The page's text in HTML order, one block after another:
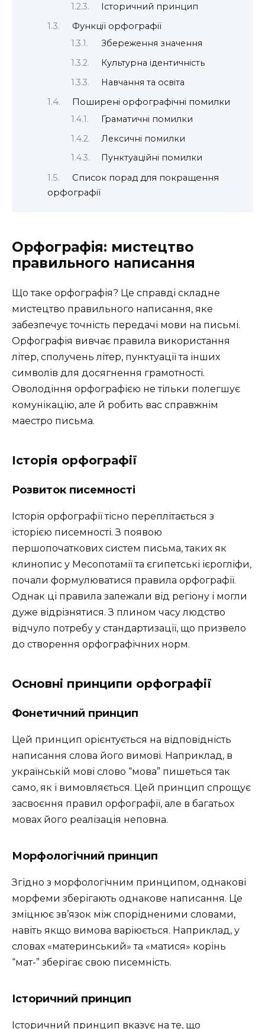
Історичний принцип
Функції орфографії
Збереження значення
Культурна ідентичність
Навчання та освіта
Поширені орфографічні помилки
Граматичні помилки
Лексичні помилки
Пунктуаційні помилки
Список порад для покращення
орфографії
Орфографія: мистецтво
правильного написання
Що таке орфографія? Це справді складне
мистецтво правильного написання, яке
забезпечує точність передачі мови на письмі.
Орфографія вивчає правила використання
літер, сполучень літер, пунктуації та інших
символів для досягнення грамотності.
Оволодіння орфографією не тільки полегшує
комунікацію, але й робить вас справжнім
маестро письма.
Історія орфографії
Розвиток писемності
Історія орфографії тісно переплітається з
історією писемності. З появою
першопочаткових систем письма, таких як
клинопис у Месопотамії та єгипетські ієрогліфи,
почали формулюватися правила орфографії.
Однак ці правила залежали від регіону і могли
дуже відрізнятися. З плином часу людство
відчуло потребу у стандартизації, що призвело
до створення орфографічних норм.
Основні принципи орфографії
Фонетичний принцип
Цей принцип орієнтується на відповідність
написання слова його вимові. Наприклад, в
українській мові слово “мова” пишеться так
само, як і вимовляється. Цей принцип спрощує
засвоєння правил орфографії, але в багатьох
мовах його реалізація неповна.
Морфологічний принцип
Згідно з морфологічним принципом, однакові
морфеми зберігають однакове написання. Це
зміцнює зв’язок між спорідненими словами,
навіть якщо вимова варіюється. Наприклад, у
словах «материнський» та «матися» корінь
“мат-” зберігає свою писемність.
Історичний принцип
Історичний принцип вказує на те, що